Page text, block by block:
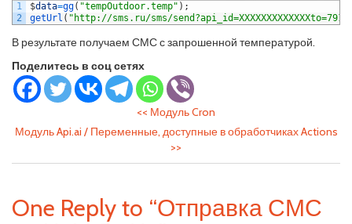
1
2
$data=gg( "tempOutdoor.temp" ) ;
getUrl ( "http://sms.ru/sms/
В результате получаем СМС с запрошенной температурой.
Поделитесь в соц сетях
<< Модуль Cron
Модуль Api.ai / Переменные, доступные в обработчиках Actions
>>
One Reply to “Отправка СМС